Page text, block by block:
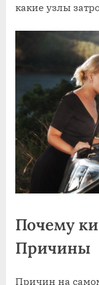
какие узлы
Почему
Причины
Причин на